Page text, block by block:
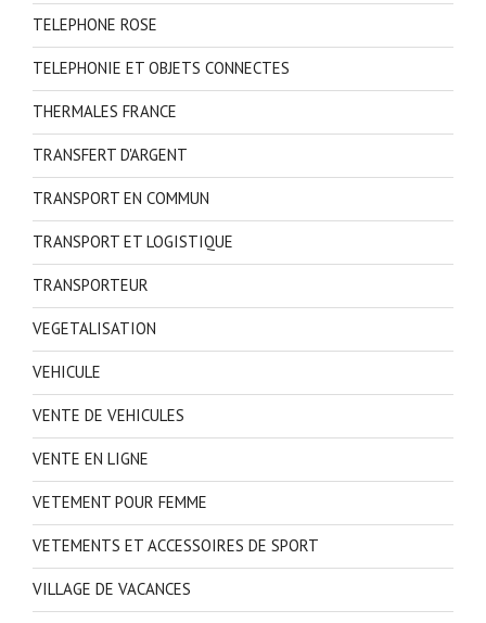
TELEPHONE ROSE
TELEPHONIE ET OBJETS CONNECTES
THERMALES FRANCE
TRANSFERT D'ARGENT
TRANSPORT EN COMMUN
TRANSPORT ET LOGISTIQUE
TRANSPORTEUR
VEGETALISATION
VEHICULE
VENTE DE VEHICULES
VENTE EN LIGNE
VETEMENT POUR FEMME
VETEMENTS ET ACCESSOIRES DE SPORT
VILLAGE DE VACANCES